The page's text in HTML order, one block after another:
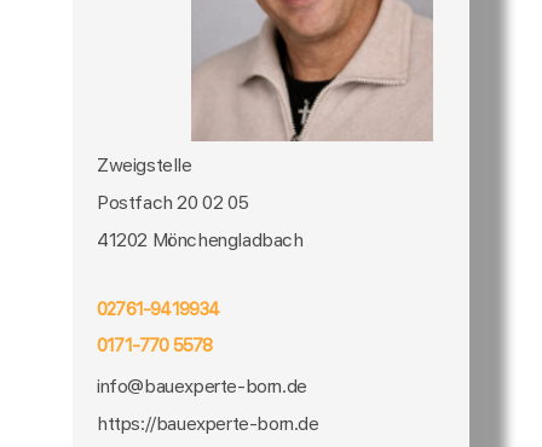
Zweigstelle
Postfach 20 02 05
41202 Mönchengladbach
02761-9419934
0171-770 5578
info@bauexperte-born.de
https://bauexperte-born.de